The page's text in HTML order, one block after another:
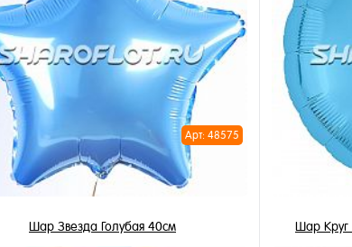
Арт: 48575
Шар Звезда Голубая 40см Шар Круг